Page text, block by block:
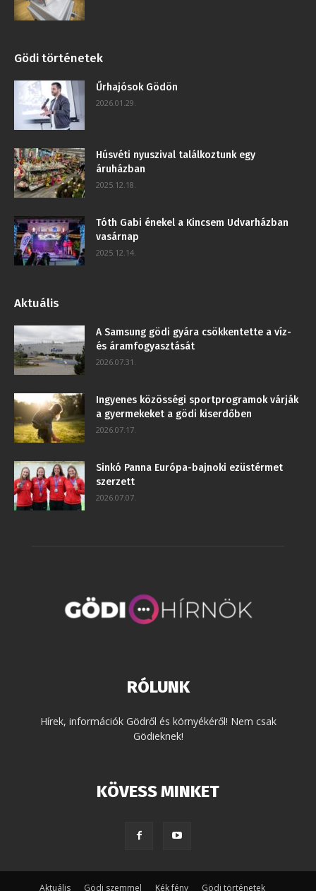
Gödi történetek
Űrhajósok Gödön
2026.01.29.
Húsvéti nyuszival találkoztunk egy
áruházban
2025.12.18.
Tóth Gabi énekel a Kincsem Udvarházban
vasárnap
2025.12.14.
Aktuális
A Samsung gödi gyára csökkentette a víz-
és áramfogyasztását
2026.07.31.
Ingyenes közösségi sportprogramok várják
a gyermekeket a gödi kiserdőben
2026.07.17.
Sinkó Panna Európa-bajnoki ezüstérmet
szerzett
2026.07.07.
RÓLUNK
Hírek, információk Gödről és környékéről! Nem csak
Gödieknek!
KÖVESS MINKET
Aktuális Gödi szemmel Kék fény Gödi történetek